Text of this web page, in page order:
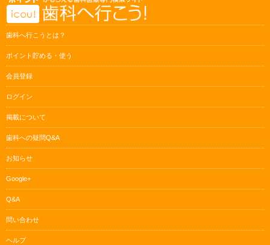
歯科へ行こうとは？
ポイント貯める・使う
会員登録
ログイン
掲載について
歯科への疑問Q&A
お知らせ
Google+
Q&A
問い合わせ
ヘルプ